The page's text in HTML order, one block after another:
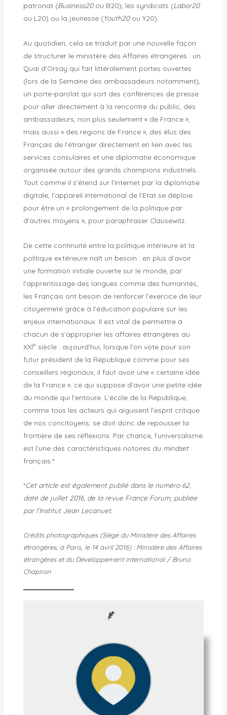
patronat (Business20ou B20), les syndicats (Labor20
ou L20) ou la jeunesse (Youth20ou Y20).
Au quotidien, cela se traduit par une nouvelle façon
de structurer le ministère des Affaires étrangères : un
Quai d’Orsay qui fait littéralement portes ouvertes
(lors de la Semaine des ambassadeurs notamment),
un porte-parolat qui sort des conférences de presse
pour aller directement à la rencontre du public, des
ambassadeurs, non plus seulement « de France »,
mais aussi « des régions de France », des élus des
Français de l’étranger directement en lien avec les
services consulaires et une diplomatie économique
organisée autour des grands champions industriels…
Tout comme il s’étend sur l’Internet par la diplomatie
digitale, l’appareil international de l’Etat se déploie
pour être un « prolongement de la politique par
d’autres moyens », pour paraphraser Clausewitz.
De cette continuité entre la politique intérieure et la
politique extérieure naît un besoin : en plus d’avoir
une formation initiale ouverte sur le monde, par
l’apprentissage des langues comme des humanités,
les Français ont besoin de renforcer l’exercice de leur
citoyenneté grâce à l’éducation populaire sur les
enjeux internationaux. Il est vital de permettre à
chacun de s’approprier les affaires étrangères au
XXIe siècle : aujourd’hui, lorsque l’on vote pour son
futur président de la République comme pour ses
conseillers régionaux, il faut avoir une « certaine idée
de la France », ce qui suppose d’avoir une petite idée
du monde qui l’entoure. L’école de la République,
comme tous les acteurs qui aiguisent l’esprit critique
de nos concitoyens, se doit donc de repousser la
frontière de ses réflexions. Par chance, l’universalisme
est l’une des caractéristiques notoires du mindset
français.*
*Cet article est également publié dans le numéro 62,
daté de juillet 2016, de la revue France Forum, publiée
par l’Institut Jean Lecanuet.
Crédits photographiques (Siège du Ministère des Affaires
étrangères, à Paris, le 14 avril 2016) : Ministère des Affaires
étrangères et du Développement international / Bruno
Chapiron